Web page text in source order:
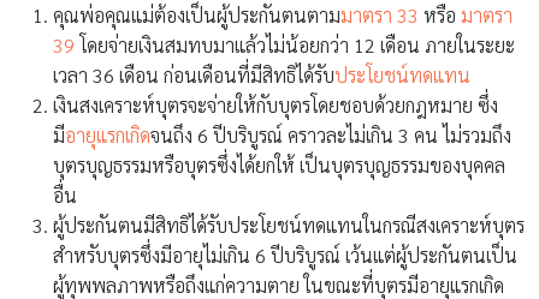
คุณพ่อคุณแม่ต้องเป็นผู้ประกันตนตามมาตรา 33 หรือ มาตรา
39 โดยจ่ายเงินสมทบมาแล้วไม่น้อยกว่า 12 เดือน ภายในระยะ
เวลา 36 เดือน ก่อนเดือนที่มีสิทธิได้รับประโยชน์ทดแทน
เงินสงเคราะห์บุตรจะจ่ายให้กับบุตรโดยชอบด้วยกฎหมาย ซึ่ง
มีอายุแรกเกิดจนถึง 6 ปีบริบูรณ์ คราวละไม่เกิน 3 คน ไม่รวมถึง
บุตรบุญธรรมหรือบุตรซึ่งได้ยกให้ เป็นบุตรบุญธรรมของบุคคล
อื่น
ผู้ประกันตนมีสิทธิได้รับประโยชน์ทดแทนในกรณีสงเคราะห์บุตร
สำหรับบุตรซึ่งมีอายุไม่เกิน 6 ปีบริบูรณ์ เว้นแต่ผู้ประกันตนเป็น
ผู้ทุพพลภาพหรือถึงแก่ความตาย ในขณะที่บุตรมีอายุแรกเกิด